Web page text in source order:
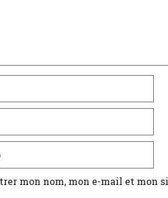
mon nom, mon e-mail et mon